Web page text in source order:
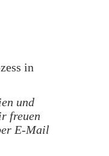
in
und
freuen
E-Mail